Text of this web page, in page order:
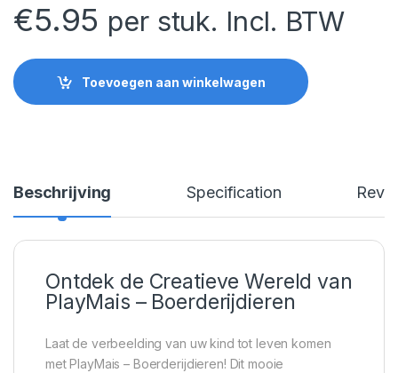
€5.95 per stuk. Incl. BTW
Toevoegen aan winkelwagen
Beschrijving Specification
Ontdek de Creatieve Wereld van
PlayMais – Boerderijdieren
Laat de verbeelding van uw kind tot leven komen
met PlayMais – Boerderijdieren! Dit mooie